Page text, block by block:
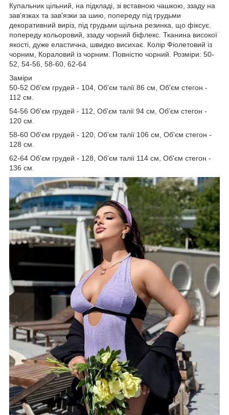
Купальник цільний, на підкладі, зі вставною чашкою, ззаду на
зав'язках та зав'язки за шию, попереду під грудьми
декоративний виріз, під грудьми щільна резинка, що фіксує.
попереду кольоровий, ззаду чорний біфлекс. Тканина високої
якості, дуже еластична, швидко висихає. Колір Фіолетовий із
чорним, Кораловий із чорним. Повністю чорний. Розміри: 50-
52, 54-56, 58-60, 62-64
Заміри
50-52 Об'єм грудей - 104, Об'єм талії 86 см, Об'єм стегон -
112 см.
54-56 Об'єм грудей - 112, Об'єм талії 94 см, Об'єм стегон -
120 см.
58-60 Об'єм грудей - 120, Об'єм талії 106 см, Об'єм стегон -
128 см.
62-64 Об'єм грудей - 128, Об'єм талії 114 см, Об'єм стегон -
136 см.